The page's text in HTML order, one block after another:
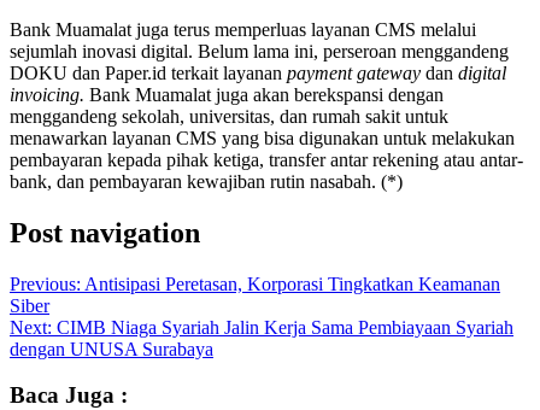
Bank Muamalat juga terus memperluas layanan CMS melalui
sejumlah inovasi digital. Belum lama ini, perseroan menggandeng
DOKU dan Paper.id terkait layanan payment gateway dan digital
invoicing. Bank Muamalat juga akan berekspansi dengan
menggandeng sekolah, universitas, dan rumah sakit untuk
menawarkan layanan CMS yang bisa digunakan untuk melakukan
pembayaran kepada pihak ketiga, transfer antar rekening atau antar-
bank, dan pembayaran kewajiban rutin nasabah. (*)
Post navigation
Previous: Antisipasi Peretasan, Korporasi Tingkatkan Keamanan
Siber
Next: CIMB Niaga Syariah Jalin Kerja Sama Pembiayaan Syariah
dengan UNUSA Surabaya
Baca Juga :